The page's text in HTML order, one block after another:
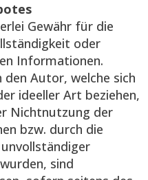
Gewähr für die
oder
Informationen.
Autor, welche sich
ideeller Art beziehen,
Nichtnutzung der
bzw. durch die
sind